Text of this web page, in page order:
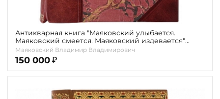
Антикварная книга "Маяковский улыбается.
Маяковский смеется. Маяковский издевается"
Маяковский В.В.(Сборник стихов) 1923г.
Маяковский Владимир Владимирович
150 000 ₽